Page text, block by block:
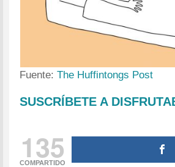
Fuente:The Huffintongs Post
SUSCRÍBETE A
135
COMPARTIDO